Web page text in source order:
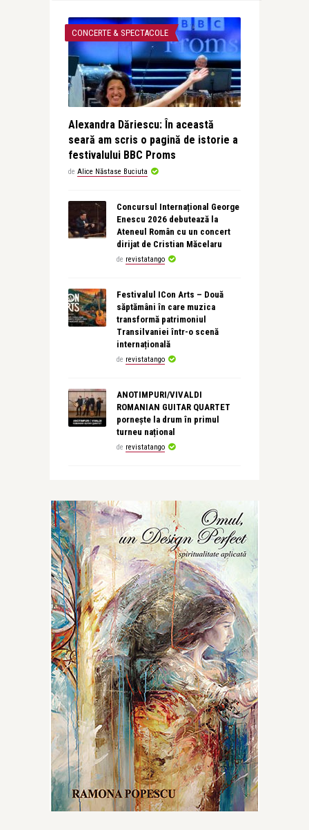
CONCERTE & SPECTACOLE
Alexandra Dăriescu: În această
seară am scris o pagină de istorie a
festivalului BBC Proms
de Alice Năstase Buciuta
Concursul Internațional George
Enescu 2026 debutează la
Ateneul Român cu un concert
dirijat de Cristian Măcelaru
de revistatango
Festivalul ICon Arts – Două
săptămâni în care muzica
transformă patrimoniul
Transilvaniei într-o scenă
internațională
de revistatango
ANOTIMPURI/VIVALDI
ROMANIAN GUITAR QUARTET
pornește la drum în primul
turneu național
de revistatango